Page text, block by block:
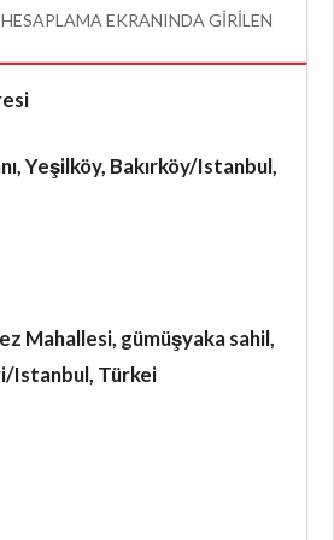
EKRANINDA GIRILEN
Yeşilköy, Bakırköy/Istanbul,
Mahallesi, gümüşyaka sahil,
Istanbul, Türkei